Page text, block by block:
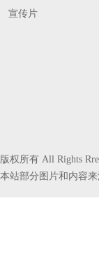
宣传片
版权所有 All Rights
本站部分图片和内容